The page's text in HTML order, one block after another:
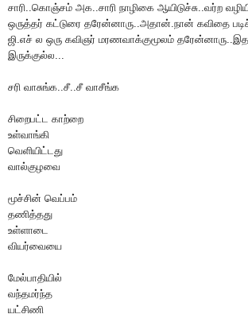
சாரி..கொஞ்சம் அக..சாரி நாழிகை ஆயிடுச்சு..வர்ற
ஒருத்தர் கட்டுரை தரேன்னாரு..அதான்.நான் கவிதை
ஜி.எச் ல ஒரு கவிஞர் மரணவாக்குமூலம் தரேன்னாரு..இதழ்
இருக்குல்ல...
சரி வாசுங்க..சீ..சீ வாசீங்க
சிறைபட்ட காற்றை
உள்வாங்கி
வெளியிட்டது
வால்குழவை
மூச்சின் வெப்பம்
தணித்தது
உள்ளாடை
வியர்வையை
மேல்பாதியில்
வந்தமர்ந்த
யட்சிணி